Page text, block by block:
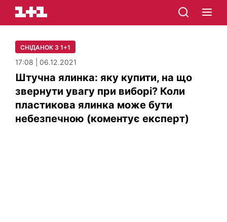
СНІДАНОК З 1+1
17:08 | 06.12.2021
Штучна ялинка: яку купити, на що
звернути увагу при виборі? Коли
пластикова ялинка може бути
небезпечною (коментує експерт)